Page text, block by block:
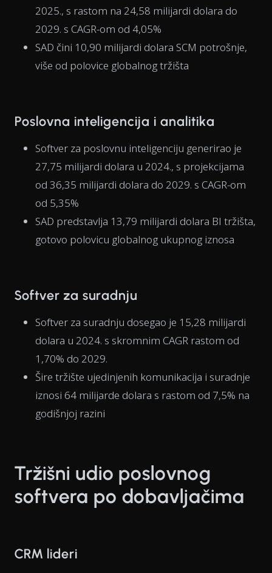
2025., s rastom na 24,58 milijardi dolara do
2029. s CAGR-om od 4,05%
SAD čini 10,90 milijardi dolara SCM potrošnje,
više od polovice globalnog tržišta
Poslovna inteligencija i analitika
Softver za poslovnu inteligenciju generirao je
27,75 milijardi dolara u 2024., s projekcijama
od 36,35 milijardi dolara do 2029. s CAGR-om
od 5,35%
SAD predstavlja 13,79 milijardi dolara BI tržišta,
gotovo polovicu globalnog ukupnog iznosa
Softver za suradnju
Softver za suradnju dosegao je 15,28 milijardi
dolara u 2024. s skromnim CAGR rastom od
1,70% do 2029.
Šire tržište ujedinjenih komunikacija i suradnje
iznosi 64 milijarde dolara s rastom od 7,5% na
godišnjoj razini
Tržišni udio poslovnog
softvera po dobavljačima
CRM lideri